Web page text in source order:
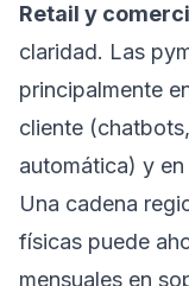
Retail y
claridad. Las
principalmente
cliente
automática) y
Una cadena
físicas puede
mensuales en